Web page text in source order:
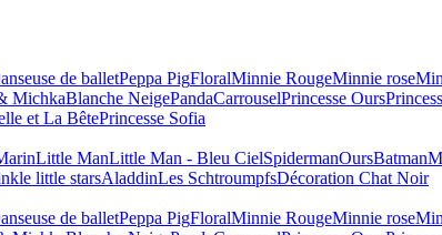
de balletPeppa PigFloralMinnie RougeMinnie rose
MichkaBlanche NeigePandaCarrouselPrincesse Ours
et La BêtePrincesse Sofia
Little ManLittle Man - Bleu CielSpidermanOursBatman
little starsAladdinLes SchtroumpfsDécoration Chat Noir
de balletPeppa PigFloralMinnie RougeMinnie rose